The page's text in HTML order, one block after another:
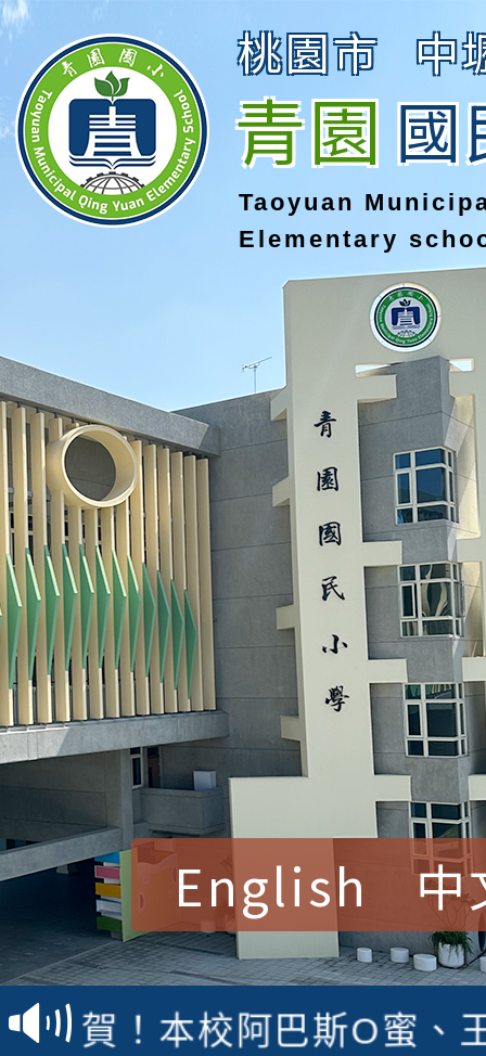
桃園市 中
青園國
Taoyuan
Elementary
English 中
賀！本校參加桃園市中
賽 洪綺君教師榮獲社
賀！本校阿巴斯O蜜、